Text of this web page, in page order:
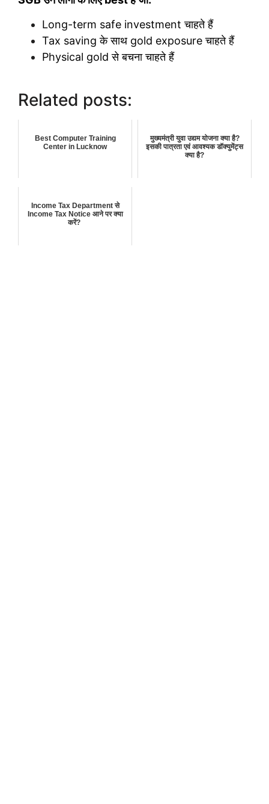
Long-term safe investment चाहते हैं
Tax saving के साथ gold exposure चाहते हैं
Physical gold से बचना चाहते हैं
Related posts:
Best Computer Training
Center in Lucknow
मुख्यमंत्री युवा उद्यम योजना क्या है?
इसकी पात्रता एवं आवश्यक डॉक्युमेंट्स
क्या है?
Income Tax Department से
Income Tax Notice आने पर क्या
करें?